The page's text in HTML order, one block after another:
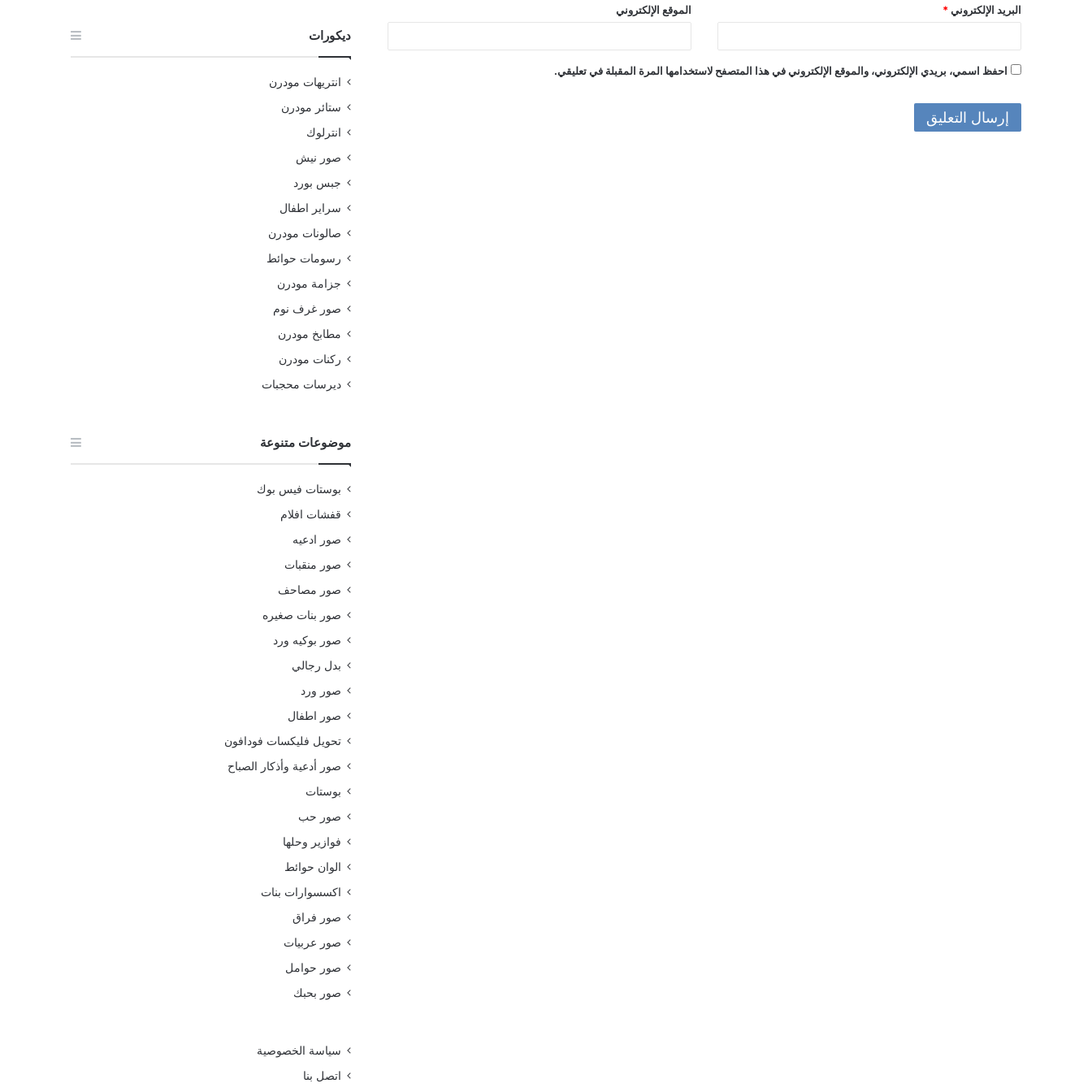
البريد الإلكتروني * الموقع الإلكتروني
احفظ اسمي، بريدي الإلكتروني، والموقع الإلكتروني في هذا المتصفح لاستخدامها المرة المقبلة في تعليقي.
ديكورات
انتريهات مودرن
ستائر مودرن
انترلوك
صور نيش
جبس بورد
سراير اطفال
صالونات مودرن
رسومات حوائط
جزامة مودرن
صور غرف نوم
مطابخ مودرن
ركنات مودرن
ديرسات محجبات
موضوعات متنوعة
بوستات فيس بوك
قفشات افلام
صور ادعيه
صور منقبات
صور مصاحف
صور بنات صغيره
صور بوكيه ورد
بدل رجالي
صور ورد
صور اطفال
تحويل فليكسات فودافون
صور أدعية وأذكار الصباح
بوستات
صور حب
فوازير وحلها
الوان حوائط
اكسسوارات بنات
صور فراق
صور عربيات
صور حوامل
صور بحبك
سياسة الخصوصية
اتصل بنا